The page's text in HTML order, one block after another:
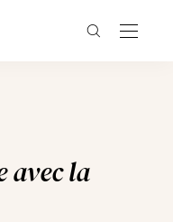
avec la